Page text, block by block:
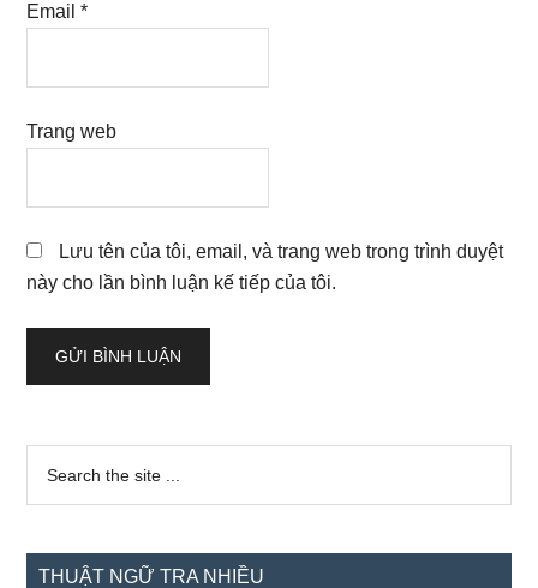
Email*
Trang web
Lưu tên của tôi, email, và trang web trong trình duyệt
này cho lần bình luận kế tiếp của tôi.
Sidebar
chính
...
THUẬT NGỮ TRA NHIỀU